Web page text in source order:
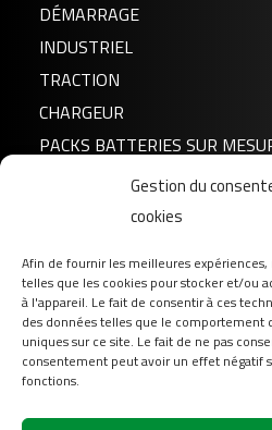
Gestion du
cookies
Afin de fournir les meilleures
telles que les cookies pour stocker et/ou
à l'appareil. Le fait de consentir à ces
des données telles que le comportement
uniques sur ce site. Le fait de ne pas
consentement peut avoir un effet négatif
fonctions.
DÉMARRAGE
INDUSTRIEL
TRACTION
CHARGEUR
PACKS BATTERIES SUR
FAQ
Téléchargement
Login
Contact